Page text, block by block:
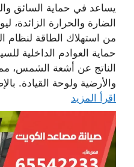
يساعد في حماية السائق
الضارة والحرارة الزائدة،
من استهلاك الطاقة لنظام
حماية العوادم الداخلية
الناتج عن أشعة الشمس،
والأرضية ولوحة القيادة.
اقرأ المزيد